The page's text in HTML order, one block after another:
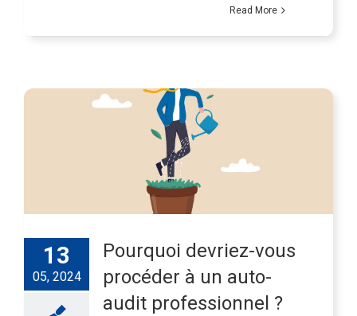
Read More
13
05, 2024
Pourquoi devriez-vous
procéder à un auto-
audit professionnel ?